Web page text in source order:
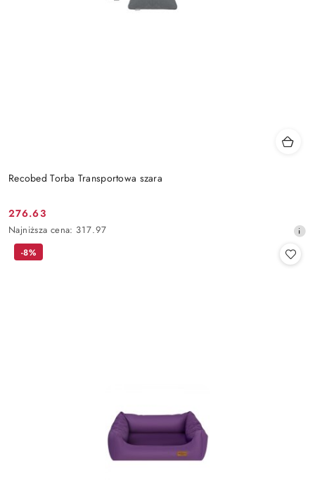
Recobed Torba Transportowa szara
Cena
promocyjna:
276.63
Najniższa
cena
Najniższa cena: 317.97
-8%